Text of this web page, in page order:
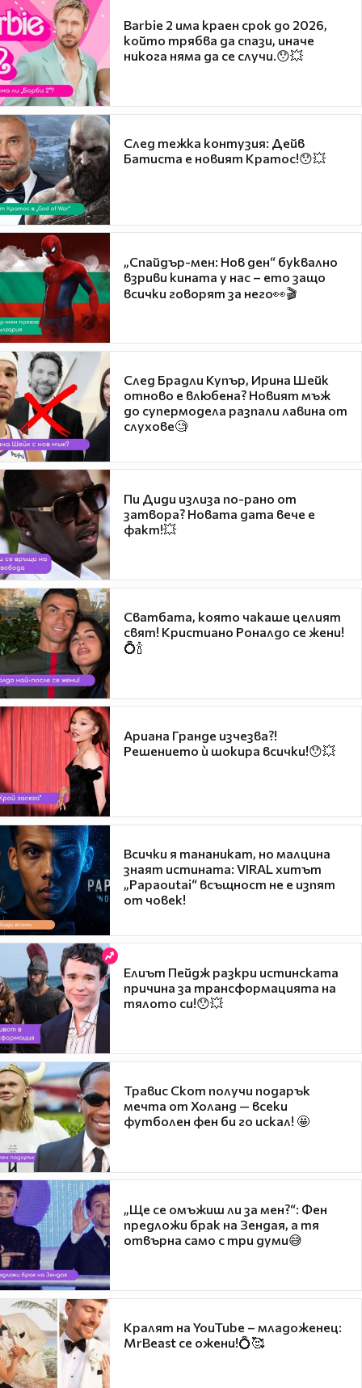
Barbie 2 има краен срок до 2026,
който трябва да спази, иначе
никога няма да се случи.😯💥
След тежка контузия: Дейв
Батиста е новият Кратос!😯💥
„Спайдър-мен: Нов ден“ буквално
взриви кината у нас – ето защо
всички говорят за него👀🎬
След Брадли Купър, Ирина Шейк
отново е влюбена? Новият мъж
до супермодела разпали лавина от
слухове🧐
Пи Диди излиза по-рано от
затвора? Новата дата вече е
факт!💥
Сватбата, която чакаше целият
свят! Кристиано Роналдо се жени!
💍🍾
Ариана Гранде изчезва?!
Решението ѝ шокира всички!😯💥
Всички я тананикат, но малцина
знаят истината: VIRAL хитът
„Papaoutai“ всъщност не е изпят
от човек!
Елиът Пейдж разкри истинската
причина за трансформацията на
тялото си!😯💥
Травис Скот получи подарък
мечта от Холанд — всеки
футболен фен би го искал! 🤩
„Ще се омъжиш ли за мен?“: Фен
предложи брак на Зендая, а тя
отвърна само с три думи😅
Кралят на YouTube – младоженец:
MrBeast се ожени!💍🥰